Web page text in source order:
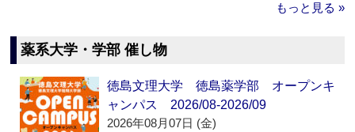
もっと見る »
薬系大学・学部 催し物
徳島文理大学 徳島薬学部 オープンキ
ャンパス 2026/08-2026/09
2026年08月07日 (金)